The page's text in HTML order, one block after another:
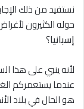
نستفيد من ذلك
حوله الكثيرون
إسبانيا؟
لأنه ينبي على هذا
عندما يستعمركم
هو الحال في بلاد